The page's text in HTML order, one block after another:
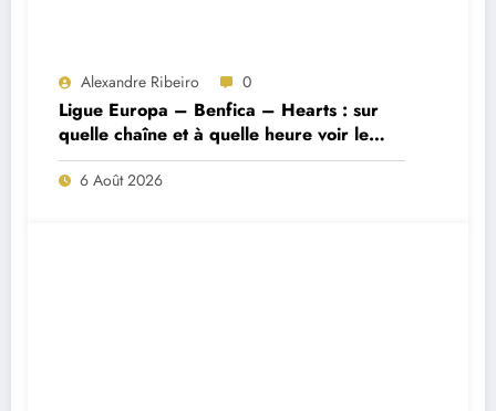
Alexandre Ribeiro 0
Ligue Europa – Benfica – Hearts : sur
quelle chaîne et à quelle heure voir le
match ?
6 Août 2026